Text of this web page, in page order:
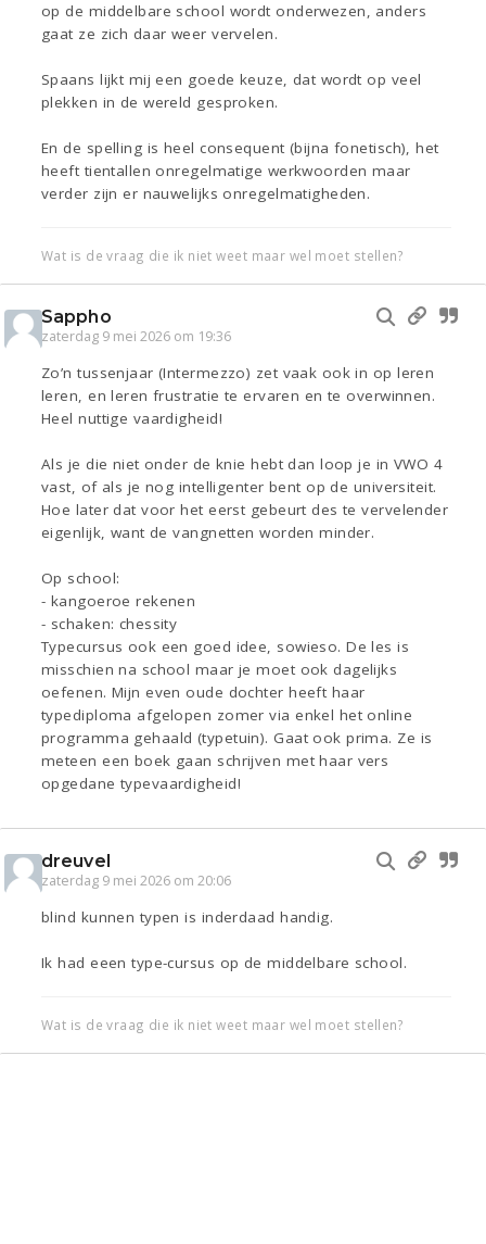
op de middelbare school wordt onderwezen, anders
gaat ze zich daar weer vervelen.
Spaans lijkt mij een goede keuze, dat wordt op veel
plekken in de wereld gesproken.
En de spelling is heel consequent (bijna fonetisch), het
heeft tientallen onregelmatige werkwoorden maar
verder zijn er nauwelijks onregelmatigheden.
Wat is de vraag die ik niet weet maar wel moet stellen?
Sappho
zaterdag 9 mei 2026 om 19:36
Zo’n tussenjaar (Intermezzo) zet vaak ook in op leren
leren, en leren frustratie te ervaren en te overwinnen.
Heel nuttige vaardigheid!
Als je die niet onder de knie hebt dan loop je in VWO 4
vast, of als je nog intelligenter bent op de universiteit.
Hoe later dat voor het eerst gebeurt des te vervelender
eigenlijk, want de vangnetten worden minder.
Op school:
- kangoeroe rekenen
- schaken: chessity
Typecursus ook een goed idee, sowieso. De les is
misschien na school maar je moet ook dagelijks
oefenen. Mijn even oude dochter heeft haar
typediploma afgelopen zomer via enkel het online
programma gehaald (typetuin). Gaat ook prima. Ze is
meteen een boek gaan schrijven met haar vers
opgedane typevaardigheid!
dreuvel
zaterdag 9 mei 2026 om 20:06
blind kunnen typen is inderdaad handig.
Ik had eeen type-cursus op de middelbare school.
Wat is de vraag die ik niet weet maar wel moet stellen?